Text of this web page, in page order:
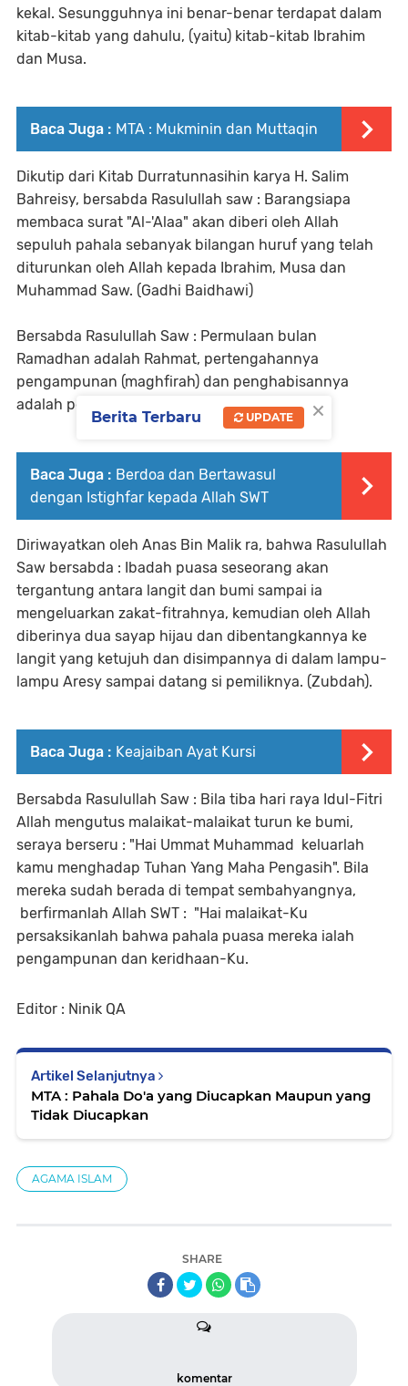
kekal. Sesungguhnya ini benar-benar terdapat dalam
kitab-kitab yang dahulu, (yaitu) kitab-kitab Ibrahim
dan Musa.
Baca Juga : MTA : Mukminin dan Muttaqin
Dikutip dari Kitab Durratunnasihin karya H. Salim
Bahreisy, bersabda Rasulullah saw : Barangsiapa
membaca surat "Al-'Alaa" akan diberi oleh Allah
sepuluh pahala sebanyak bilangan huruf yang telah
diturunkan oleh Allah kepada Ibrahim, Musa dan
Muhammad Saw. (Gadhi Baidhawi)
Bersabda Rasulullah Saw : Permulaan bulan
Ramadhan adalah Rahmat, pertengahannya
pengampunan (maghfirah) dan penghabisannya
adalah pembebasan dari api neraka.
Baca Juga : Berdoa dan Bertawasul
dengan Istighfar kepada Allah SWT
Diriwayatkan oleh Anas Bin Malik ra, bahwa Rasulullah
Saw bersabda : Ibadah puasa seseorang akan
tergantung antara langit dan bumi sampai ia
mengeluarkan zakat-fitrahnya, kemudian oleh Allah
diberinya dua sayap hijau dan dibentangkannya ke
langit yang ketujuh dan disimpannya di dalam lampu-
lampu Aresy sampai datang si pemiliknya. (Zubdah).
Baca Juga : Keajaiban Ayat Kursi
Bersabda Rasulullah Saw : Bila tiba hari raya Idul-Fitri
Allah mengutus malaikat-malaikat turun ke bumi,
seraya berseru : "Hai Ummat Muhammad keluarlah
kamu menghadap Tuhan Yang Maha Pengasih". Bila
mereka sudah berada di tempat sembahyangnya,
berfirmanlah Allah SWT : "Hai malaikat-Ku
persaksikanlah bahwa pahala puasa mereka ialah
pengampunan dan keridhaan-Ku.
Editor : Ninik QA
Artikel Selanjutnya
MTA : Pahala Do'a yang Diucapkan Maupun yang
Tidak Diucapkan
AGAMA ISLAM
SHARE
komentar
×
Berita Terbaru UPDATE